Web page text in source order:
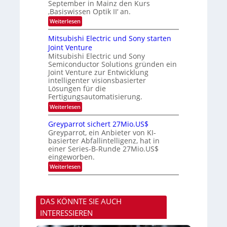
m
i
m
e
s
t
e
n
H
a
l
b
j
a
h
S
e
m
i
a
r
i
n
s
a
z
n
i
m
m
t
i
n
d
e
r
D
A
C
H
-
I
n
d
u
r
i
e
z
u
September in Mainz den Kurs
‚Basiswissen Optik II‘ an.
Weiterlesen:
O
p
t
i
k
-
K
u
r
s
v
o
n
P
h
o
t
o
n
i
c
s
b
Mitsubishi Electric und Sony starten
Joint Venture
Mitsubishi Electric und Sony
Semiconductor Solutions gründen ein
Joint Venture zur Entwicklung
intelligenter visionsbasierter
Lösungen für die
Fertigungsautomatisierung.
Weiterlesen:
M
t
s
u
b
i
s
h
i
e
c
t
r
Greyparrot sichert 27Mio.US$
Greyparrot, ein Anbieter von KI-
basierter Abfallintelligenz, hat in
einer Series-B-Runde 27Mio.US$
eingeworben.
Weiterlesen:
G
y
p
a
r
DAS KÖNNTE SIE AUCH
INTERESSIEREN